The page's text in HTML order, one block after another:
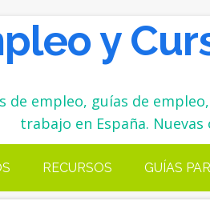
y
de empleo, guías de
trabajo en España.
RECURSOS GUÍAS